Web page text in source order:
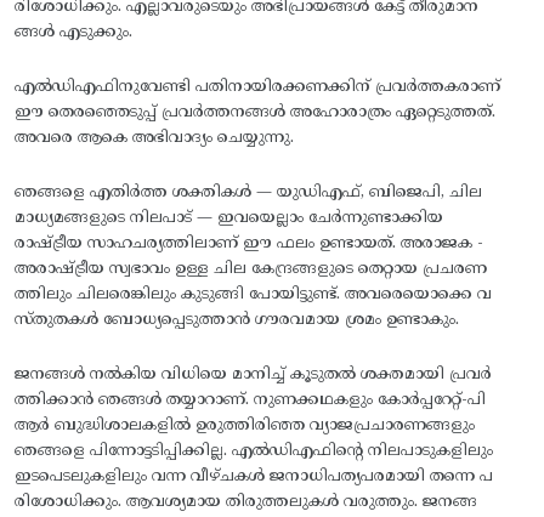
രിശോധിക്കും. എല്ലാവരുടെയും അഭിപ്രായങ്ങൾ കേട്ട് തീരുമാന
ങ്ങൾ എടുക്കും.
എൽഡിഎഫിനുവേണ്ടി പതിനായിരക്കണക്കിന് പ്രവർത്തകരാണ്
ഈ തെരഞ്ഞെടുപ്പ് പ്രവർത്തനങ്ങൾ അഹോരാത്രം ഏറ്റെടുത്തത്.
അവരെ ആകെ അഭിവാദ്യം ചെയ്യുന്നു.
ഞങ്ങളെ എതിർത്ത ശക്തികൾ — യുഡിഎഫ്, ബിജെപി, ചില
മാധ്യമങ്ങളുടെ നിലപാട് — ഇവയെല്ലാം ചേർന്നുണ്ടാക്കിയ
രാഷ്ട്രീയ സാഹചര്യത്തിലാണ് ഈ ഫലം ഉണ്ടായത്. അരാജക -
അരാഷ്ട്രീയ സ്വഭാവം ഉള്ള ചില കേന്ദ്രങ്ങളുടെ തെറ്റായ പ്രചരണ
ത്തിലും ചിലരെങ്കിലും കുടുങ്ങി പോയിട്ടുണ്ട്. അവരെയൊക്കെ വ
സ്തുതകൾ ബോധ്യപ്പെടുത്താൻ ഗൗരവമായ ശ്രമം ഉണ്ടാകും.
ജനങ്ങൾ നൽകിയ വിധിയെ മാനിച്ച് കൂടുതൽ ശക്തമായി പ്രവർ
ത്തിക്കാൻ ഞങ്ങൾ തയ്യാറാണ്. നുണക്കഥകളും കോർപ്പറേറ്റ്-പി
ആർ ബുദ്ധിശാലകളിൽ ഉരുത്തിരിഞ്ഞ വ്യാജപ്രചാരണങ്ങളും
ഞങ്ങളെ പിന്നോട്ടടിപ്പിക്കില്ല. എൽഡിഎഫിന്റെ നിലപാടുകളിലും
ഇടപെടലുകളിലും വന്ന വീഴ്ചകൾ ജനാധിപത്യപരമായി തന്നെ പ
രിശോധിക്കും. ആവശ്യമായ തിരുത്തലുകൾ വരുത്തും. ജനങ്ങ